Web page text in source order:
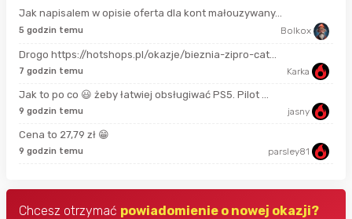
Jak napisalem w opisie oferta dla kont małouzywany...
5 godzin temu Bolkox
Drogo https://hotshops.pl/okazje/bieznia-zipro-cat...
7 godzin temu Karka
Jak to po co 😃 żeby łatwiej obsługiwać PS5. Pilot ...
9 godzin temu jasny
Cena to 27,79 zł 😁
9 godzin temu parsley81
Chcesz otrzymać powiadomienie o nowej okazji?